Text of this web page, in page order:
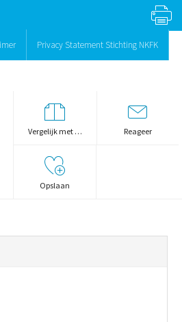
Privacy Statement Stichting NKFK
Vergelijk met … Reageer
Opslaan